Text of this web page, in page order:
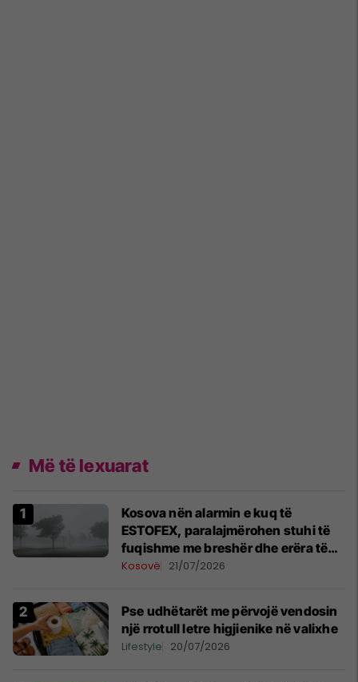
Më të lexuarat
Kosova nën alarmin e kuq të
ESTOFEX, paralajmërohen stuhi të
fuqishme me breshër dhe erëra të
forta
Kosovë 21/07/2026
Pse udhëtarët me përvojë vendosin
një rrotull letre higjienike në valixhe
Lifestyle 20/07/2026